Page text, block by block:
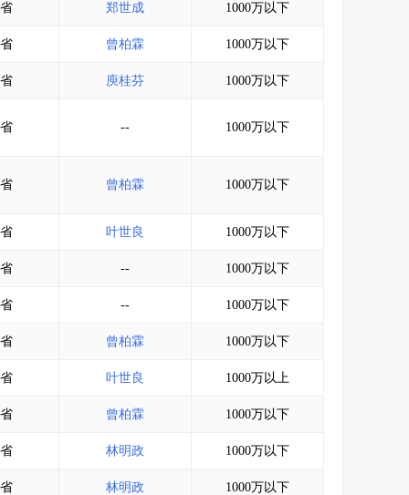
郑世成 1000万以下
曾柏霖 1000万以下
庾桂芬 1000万以下
-- 1000万以下
曾柏霖 1000万以下
叶世良 1000万以下
-- 1000万以下
-- 1000万以下
曾柏霖 1000万以下
叶世良 1000万以上
曾柏霖 1000万以下
林明政 1000万以下
林明政 1000万以下